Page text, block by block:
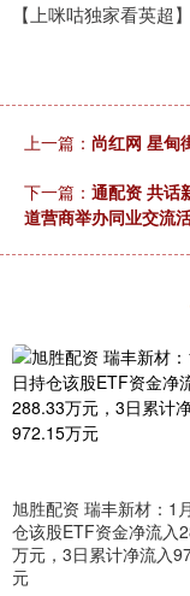
【上咪咕独家看英超】
上一篇： 尚红网 星甸
下一篇： 通配资 共话
道营商举办同业交流
旭胜配资 瑞丰新材：1
仓该股ETF资金净流入
万元，3日累计净流入
元